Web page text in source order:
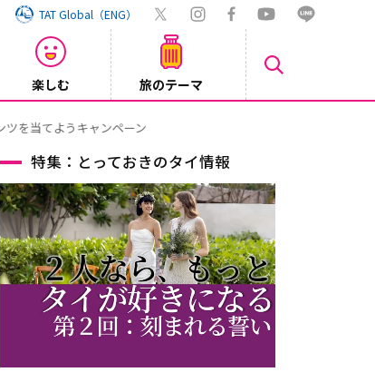
TAT Global（ENG）
楽しむ 旅のテーマ
特集：とっておきのタイ情報